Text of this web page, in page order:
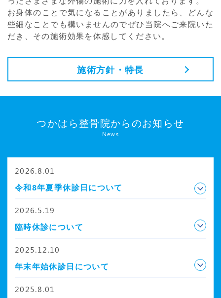
お身体のことで気になることがありましたら、どんな
些細なことでも構いませんのでぜひ当院へご来院いた
だき、その施術効果を体感してください。
施術方針・特長
つかはら整骨院からのお知らせ
News
2026.8.01
令和8年夏季休診日について
2026.5.19
臨時休診について
2025.12.10
年末年始休診日について
2025.8.01